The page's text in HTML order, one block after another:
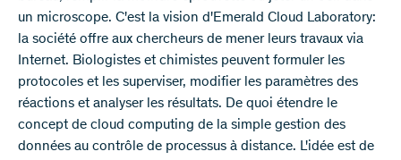
un microscope. C'est la vision d'Emerald Cloud Laboratory:
la société offre aux chercheurs de mener leurs travaux via
Internet. Biologistes et chimistes peuvent formuler les
protocoles et les superviser, modifier les paramètres des
réactions et analyser les résultats. De quoi étendre le
concept de cloud computing de la simple gestion des
données au contrôle de processus à distance. L'idée est de